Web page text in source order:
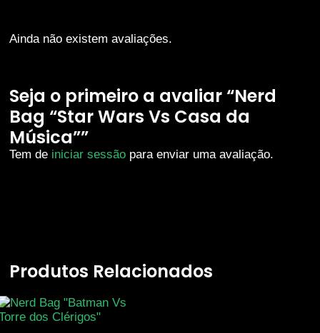
Ainda não existem avaliações.
Seja o primeiro a avaliar “Nerd
Bag “Star Wars Vs Casa da
Música””
Tem de iniciar sessão para enviar uma avaliação.
Produtos Relacionados